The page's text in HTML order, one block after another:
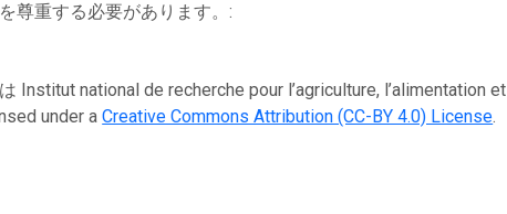
尊重する必要があります。:
Institut national de recherche pour l’agriculture, l’alimentation et
under aCreative Commons Attribution (CC-BY 4.0) License.